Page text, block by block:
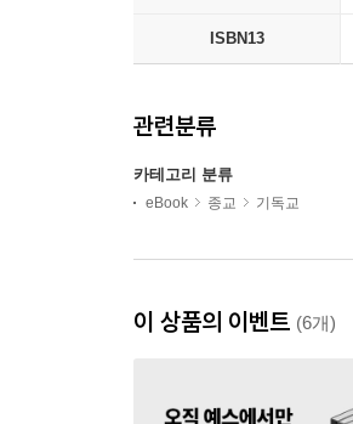
ISBN13
관련분류
카테고리 분류
eBook 종교 기독교
이 상품의 이벤트 (6개)